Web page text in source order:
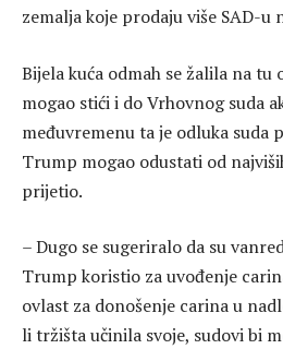
zemalja koje prodaju više SAD-u
Bijela kuća odmah se žalila na
mogao stići i do Vrhovnog suda
međuvremenu ta je odluka suda
Trump mogao odustati od
prijetio.
– Dugo se sugeriralo da su
Trump koristio za uvođenje
ovlast za donošenje carina u
li tržišta učinila svoje, sudovi bi